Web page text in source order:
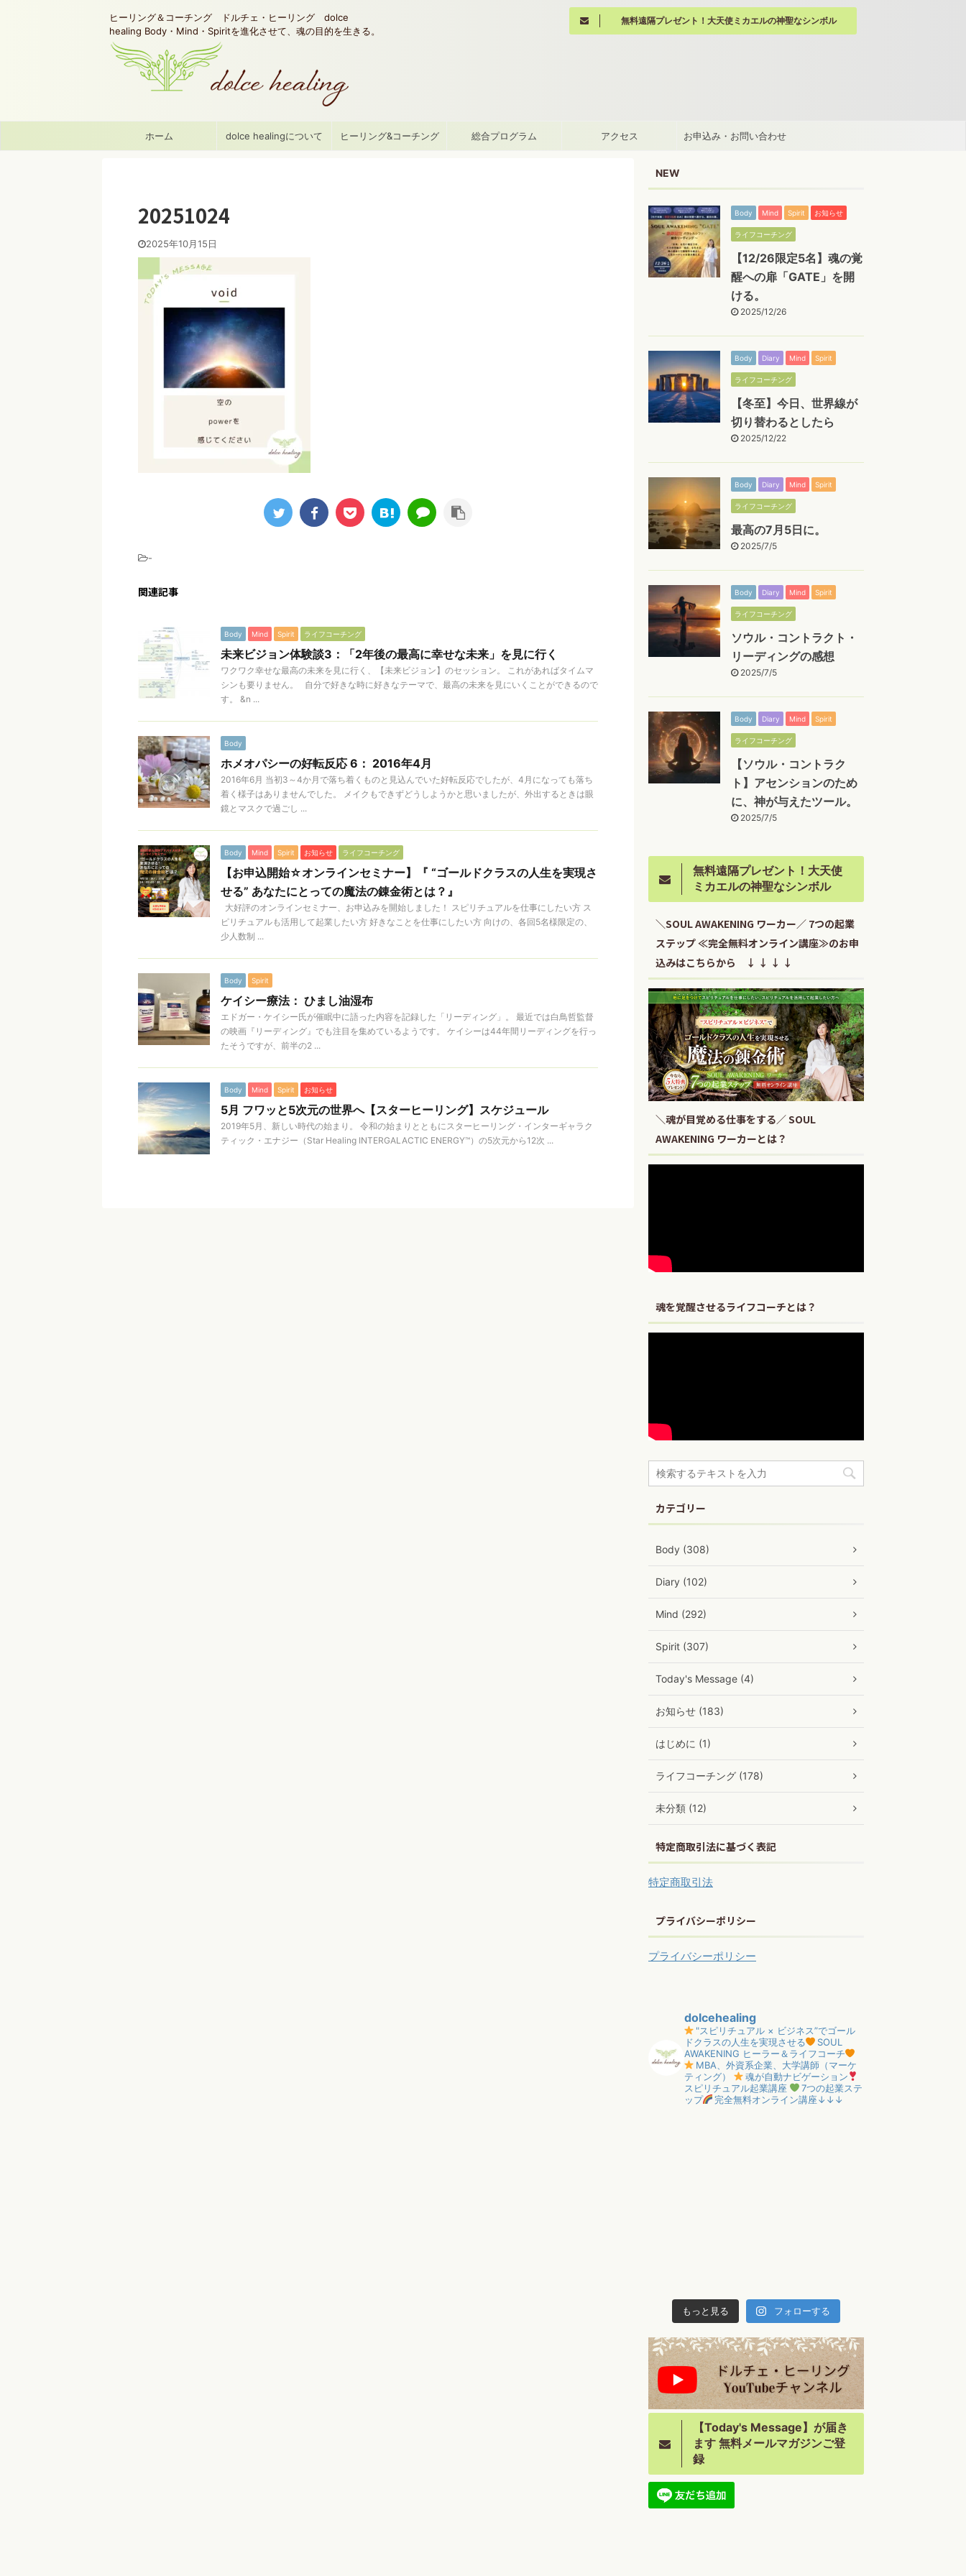
ヒーリング＆コーチング ドルチェ・ヒーリング dolce
healing Body・Mind・Spiritを進化させて、魂の目的を生きる。
無料遠隔プレゼント！大天使ミカエルの神聖なシンボル
ホーム dolce healingについて ヒーリング&コーチング 総合プログラム アクセス お申込み・お問い合わせ
20251024
2025年10月15日
-
関連記事
Body Mind Spirit ライフコーチング
未来ビジョン体験談3：「2年後の最高に幸せな未来」を見に行く
ワクワク幸せな最高の未来を見に行く、【未来ビジョン】のセッション。 これがあればタイムマ
シンも要りません。 自分で好きな時に好きなテーマで、最高の未来を見にいくことができるので
す。 &n ...
Body
ホメオパシーの好転反応 6： 2016年4月
2016年6月 当初3～4か月で落ち着くものと見込んでいた好転反応でしたが、4月になっても落ち
着く様子はありませんでした。 メイクもできずどうしようかと思いましたが、外出するときは眼
鏡とマスクで過ごし ...
Body Mind Spirit お知らせ ライフコーチング
【お申込開始☆オンラインセミナー】『 “ゴールドクラスの人生を実現さ
せる” あなたにとっての魔法の錬金術とは？』
大好評のオンラインセミナー、お申込みを開始しました！ スピリチュアルを仕事にしたい方 ス
ピリチュアルも活用して起業したい方 好きなことを仕事にしたい方 向けの、各回5名様限定の、
少人数制 ...
Body Spirit
ケイシー療法： ひまし油湿布
エドガー・ケイシー氏が催眠中に語った内容を記録した「リーディング」。 最近では白鳥哲監督
の映画『リーディング』でも注目を集めているようです。 ケイシーは44年間リーディングを行っ
たそうですが、前半の2 ...
Body Mind Spirit お知らせ
5月 フワッと5次元の世界へ【スターヒーリング】スケジュール
2019年5月、新しい時代の始まり。 令和の始まりとともにスターヒーリング・インターギャラク
ティック・エナジー（Star Healing INTERGALACTIC ENERGY™）の5次元から12次 ...
NEW
Body Mind Spirit お知らせ
ライフコーチング
【12/26限定5名】魂の覚
醒への扉「GATE」を開
ける。
2025/12/26
Body Diary Mind Spirit
ライフコーチング
【冬至】今日、世界線が
切り替わるとしたら
2025/12/22
Body Diary Mind Spirit
ライフコーチング
最高の7月5日に。
2025/7/5
Body Diary Mind Spirit
ライフコーチング
ソウル・コントラクト・
リーディングの感想
2025/7/5
Body Diary Mind Spirit
ライフコーチング
【ソウル・コントラク
ト】アセンションのため
に、神が与えたツール。
2025/7/5
無料遠隔プレゼント！大天使
ミカエルの神聖なシンボル
＼SOUL AWAKENING ワーカー／ 7つの起業
ステップ ≪完全無料オンライン講座≫のお申
込みはこちらから ↓ ↓ ↓ ↓
＼魂が目覚める仕事をする／ SOUL
AWAKENING ワーカーとは？
魂を覚醒させるライフコーチとは？
カテゴリー
Body (308)
Diary (102)
Mind (292)
Spirit (307)
Today's Message (4)
お知らせ (183)
はじめに (1)
ライフコーチング (178)
未分類 (12)
特定商取引法に基づく表記
特定商取引法
プライバシーポリシー
プライバシーポリシー
dolcehealing
"スピリチュアル × ビジネス”でゴール
ドクラスの人生を実現させる
SOUL
AWAKENING ヒーラー＆ライフコーチ
MBA、外資系企業、大学講師（マーケ
ティング）
魂が自動ナビゲーション
スピリチュアル起業講座
7つの起業ステ
ップ
完全無料オンライン講座↓↓↓
もっと見る フォローする
【Today's Message】が届き
ます 無料メールマガジンご登
録